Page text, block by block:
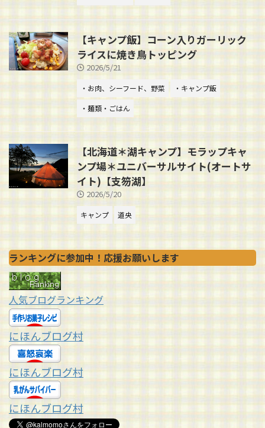
【キャンプ飯】コーン入りガーリック
ライスに焼き鳥トッピング
2026/5/21
・お肉、シーフード、野菜
・キャンプ飯
・麺類・ごはん
【北海道＊湖キャンプ】モラップキャ
ンプ場＊ユニバーサルサイト(オートサ
イト)【支笏湖】
2026/5/20
キャンプ 道央
ランキングに参加中！応援お願いします
人気ブログランキング
にほんブログ村
にほんブログ村
にほんブログ村